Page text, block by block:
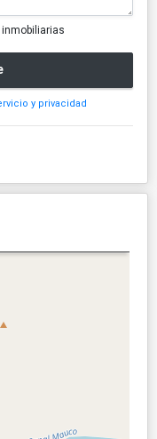
y privacidad